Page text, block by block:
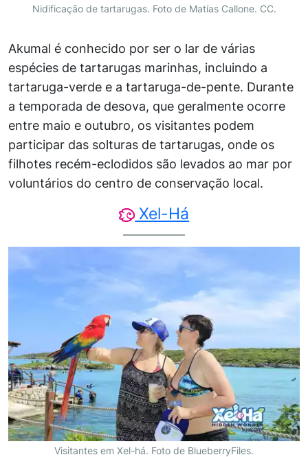
Nidificação de tartarugas. Foto de Matías Callone. CC.
Akumal é conhecido por ser o lar de várias
espécies de tartarugas marinhas, incluindo a
tartaruga-verde e a tartaruga-de-pente. Durante
a temporada de desova, que geralmente ocorre
entre maio e outubro, os visitantes podem
participar das solturas de tartarugas, onde os
filhotes recém-eclodidos são levados ao mar por
voluntários do centro de conservação local.
Xel-Há
Visitantes em Xel-há. Foto de BlueberryFiles.